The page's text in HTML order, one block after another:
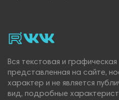
rutubevk_video.
Vk.
Вся текстовая и
представленная на сайте,
характер и не является
вид, подробные